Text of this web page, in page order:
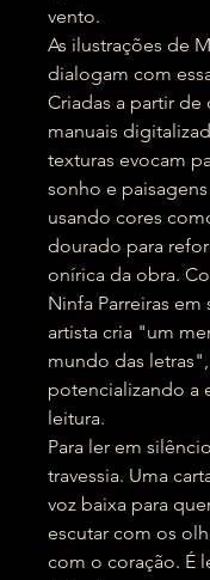
vento.
As ilustrações de
dialogam com
Criadas a partir de
manuais
texturas evocam
sonho e
usando cores
dourado para
onírica da obra.
Ninfa Parreiras
artista cria "um
mundo das letras",
potencializando a
leitura.
Para ler em
travessia. Uma
voz baixa para
escutar com os
com o coração. É